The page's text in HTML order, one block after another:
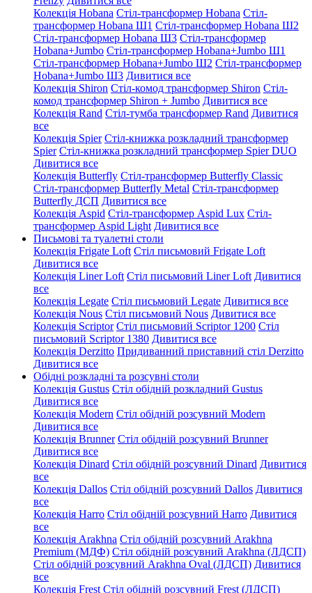
Колекція Hobana Стіл-трансформер Hobana Стіл-
трансформер Hobana Ш1 Стіл-трансформер Hobana Ш2
Стіл-трансформер Hobana Ш3 Стіл-трансформер
Hobana+Jumbo Стіл-трансформер Hobana+Jumbo Ш1
Стіл-трансформер Hobana+Jumbo Ш2 Стіл-трансформер
Hobana+Jumbo Ш3 Дивитися все
Колекція Shiron Стіл-комод трансформер Shiron Стіл-
комод трансформер Shiron + Jumbo Дивитися все
Колекція Rand Стіл-тумба трансформер Rand Дивитися
все
Колекція Spier Стіл-книжка розкладний трансформер
Spier Стіл-книжка розкладний трансформер Spier DUO
Дивитися все
Колекція Butterfly Стіл-трансформер Butterfly Classic
Стіл-трансформер Butterfly Metal Стіл-трансформер
Butterfly ДСП Дивитися все
Колекція Aspid Стіл-трансформер Aspid Lux Стіл-
трансформер Aspid Light Дивитися все
Письмові та туалетні столи
Колекція Frigate Loft Стіл письмовий Frigate Loft
Дивитися все
Колекція Liner Loft Стіл письмовий Liner Loft Дивитися
все
Колекція Legate Стіл письмовий Legate Дивитися все
Колекція Nous Стіл письмовий Nous Дивитися все
Колекція Scriptor Стіл письмовий Scriptor 1200 Стіл
письмовий Scriptor 1380 Дивитися все
Колекція Derzitto Придиванний приставний стіл Derzitto
Дивитися все
Обідні розкладні та розсувні столи
Колекція Gustus Стіл обідній розкладний Gustus
Дивитися все
Колекція Modern Стіл обідній розсувний Modern
Дивитися все
Колекція Brunner Стіл обідній розсувний Brunner
Дивитися все
Колекція Dinard Стіл обідній розсувний Dinard Дивитися
все
Колекція Dallos Стіл обідній розсувний Dallos Дивитися
все
Колекція Harro Стіл обідній розсувний Harro Дивитися
все
Колекція Arakhna Стіл обідній розсувний Arakhna
Premium (МДФ) Стіл обідній розсувний Arakhna (ЛДСП)
Стіл обідній розсувний Arakhna Oval (ЛДСП) Дивитися
все
Колекція Frest Стіл обідній розсувний Frest (ЛДСП)